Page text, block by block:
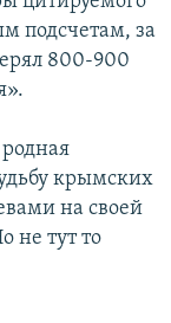
подсчетам, за
800-900
крымских
на своей
не тут то